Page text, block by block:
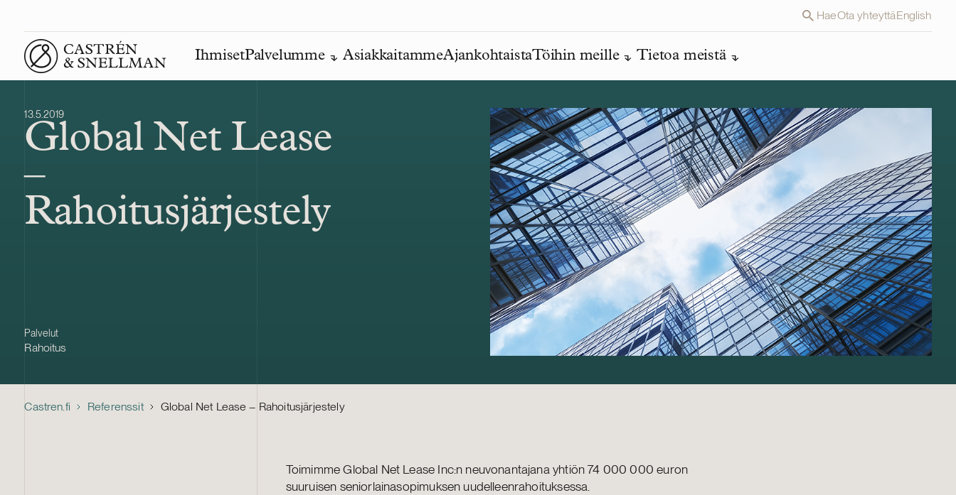
HaeOta yhteyttäEnglish
Front page
IhmisetPalvelumme AsiakkaitammeAjankohtaistaTöihin meille Tietoa meistä
13.5.2019
Global Net Lease
–
Rahoitusjärjestely
Palvelut
Rahoitus
Castren.fi Referenssit Global Net Lease – Rahoitusjärjestely
Toimimme Global Net Lease Inc:n neuvonantajana yhtiön 74 000 000 euron
suuruisen seniorlainasopimuksen uudelleenrahoituksessa.